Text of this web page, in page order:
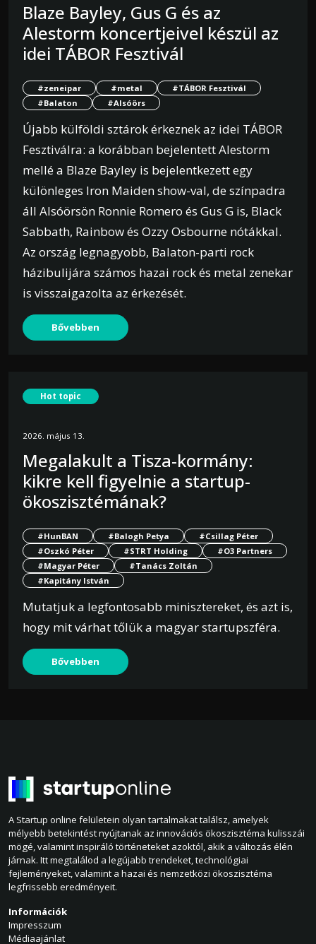
Blaze Bayley, Gus G és az
Alestorm koncertjeivel készül az
idei TÁBOR Fesztivál
#zeneipar #metal
#TÁBOR Fesztivál
#Balaton
#Alsóörs
Újabb külföldi sztárok érkeznek az idei TÁBOR
Fesztiválra: a korábban bejelentett Alestorm
mellé a Blaze Bayley is bejelentkezett egy
különleges Iron Maiden show-val, de színpadra
áll Alsóörsön Ronnie Romero és Gus G is, Black
Sabbath, Rainbow és Ozzy Osbourne nótákkal.
Az ország legnagyobb, Balaton-parti rock
házibulijára számos hazai rock és metal zenekar
is visszaigazolta az érkezését.
Bővebben
Hot topic
2026. május 13.
Megalakult a Tisza-kormány:
kikre kell figyelnie a startup-
ökoszisztémának?
#HunBAN #Balogh Petya
#Csillag Péter
#Oszkó Péter
#STRT Holding
#O3 Partners
#Magyar Péter
#Tanács Zoltán
#Kapitány István
Mutatjuk a legfontosabb minisztereket, és azt is,
hogy mit várhat tőlük a magyar startupszféra.
Bővebben
A Startup online felületein olyan tartalmakat találsz, amelyek
mélyebb betekintést nyújtanak az innovációs ökoszisztéma kulisszái
mögé, valamint inspiráló történeteket azoktól, akik a változás élén
járnak. Itt megtalálod a legújabb trendeket, technológiai
fejleményeket, valamint a hazai és nemzetközi ökoszisztéma
legfrissebb eredményeit.
Információk
Impresszum
Médiaajánlat